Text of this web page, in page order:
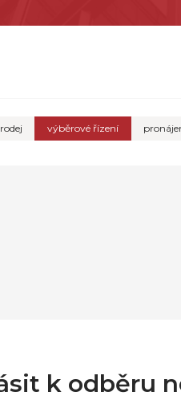
výběrové řízení
k odběru